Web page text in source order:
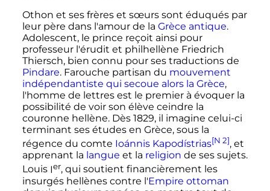
Othon et ses frères et sœurs sont éduqués par
leur père dans l'amour de la Grèce antique.
Adolescent, le prince reçoit ainsi pour
professeur l'érudit et philhellène Friedrich
Thiersch, bien connu pour ses traductions de
Pindare. Farouche partisan du mouvement
indépendantiste qui secoue alors la Grèce,
l'homme de lettres est le premier à évoquer la
possibilité de voir son élève ceindre la
couronne hellène. Dès 1829, il imagine celui-ci
terminant ses études en Grèce, sous la
régence du comte Ioánnis Kapodístrias[N 2], et
apprenant la langue et la religion de ses sujets.
Louis Ier, qui soutient financièrement les
insurgés hellènes contre l'Empire ottoman